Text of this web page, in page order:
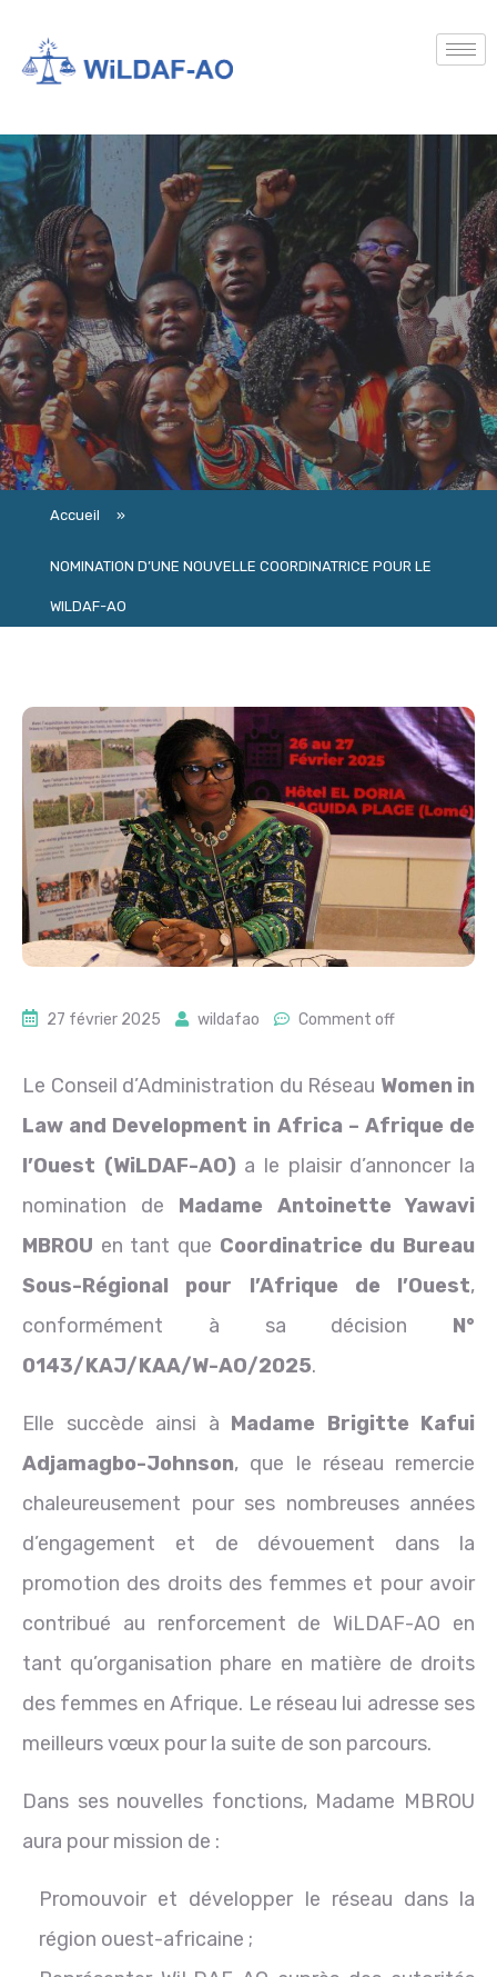
Accueil »
NOMINATION D’UNE NOUVELLE COORDINATRICE POUR LE
WILDAF-AO
27 février 2025 wildafao Comment off
Le Conseil d’Administration du Réseau Women in
Law and Development in Africa – Afrique de
l’Ouest (WiLDAF-AO) a le plaisir d’annoncer la
nomination de Madame Antoinette Yawavi
MBROU en tant que Coordinatrice du Bureau
Sous-Régional pour l’Afrique de l’Ouest,
conformément à sa décision N°
0143/KAJ/KAA/W-AO/2025.
Elle succède ainsi à Madame Brigitte Kafui
Adjamagbo-Johnson, que le réseau remercie
chaleureusement pour ses nombreuses années
d’engagement et de dévouement dans la
promotion des droits des femmes et pour avoir
contribué au renforcement de WiLDAF-AO en
tant qu’organisation phare en matière de droits
des femmes en Afrique. Le réseau lui adresse ses
meilleurs vœux pour la suite de son parcours.
Dans ses nouvelles fonctions, Madame MBROU
aura pour mission de :
Promouvoir et développer le réseau dans la
région ouest-africaine ;